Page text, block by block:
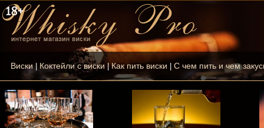
Виски| Коктейли с виски |Как пить виски С чем пить и чем